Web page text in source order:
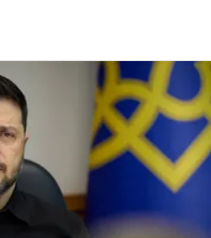
пускові установки
провів
будуть атаковані